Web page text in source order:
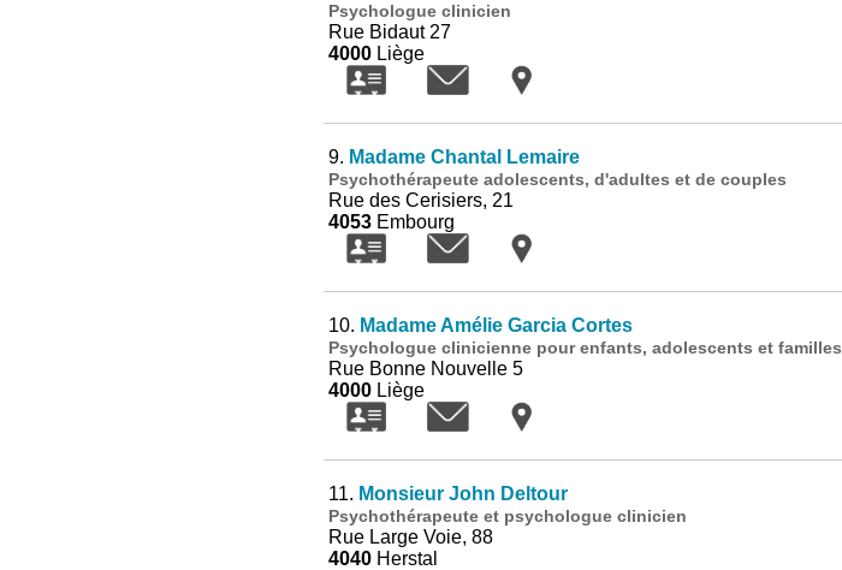
Psychologue clinicien
Rue Bidaut 27
4000Liège
9. Madame Chantal Lemaire
Psychothérapeute adolescents, d'adultes et de couples
Rue des Cerisiers, 21
4053Embourg
10. Madame Amélie Garcia Cortes
Psychologue clinicienne pour enfants, adolescents et familles
Rue Bonne Nouvelle 5
4000Liège
11. Monsieur John Deltour
Psychothérapeute et psychologue clinicien
Rue Large Voie, 88
4040Herstal